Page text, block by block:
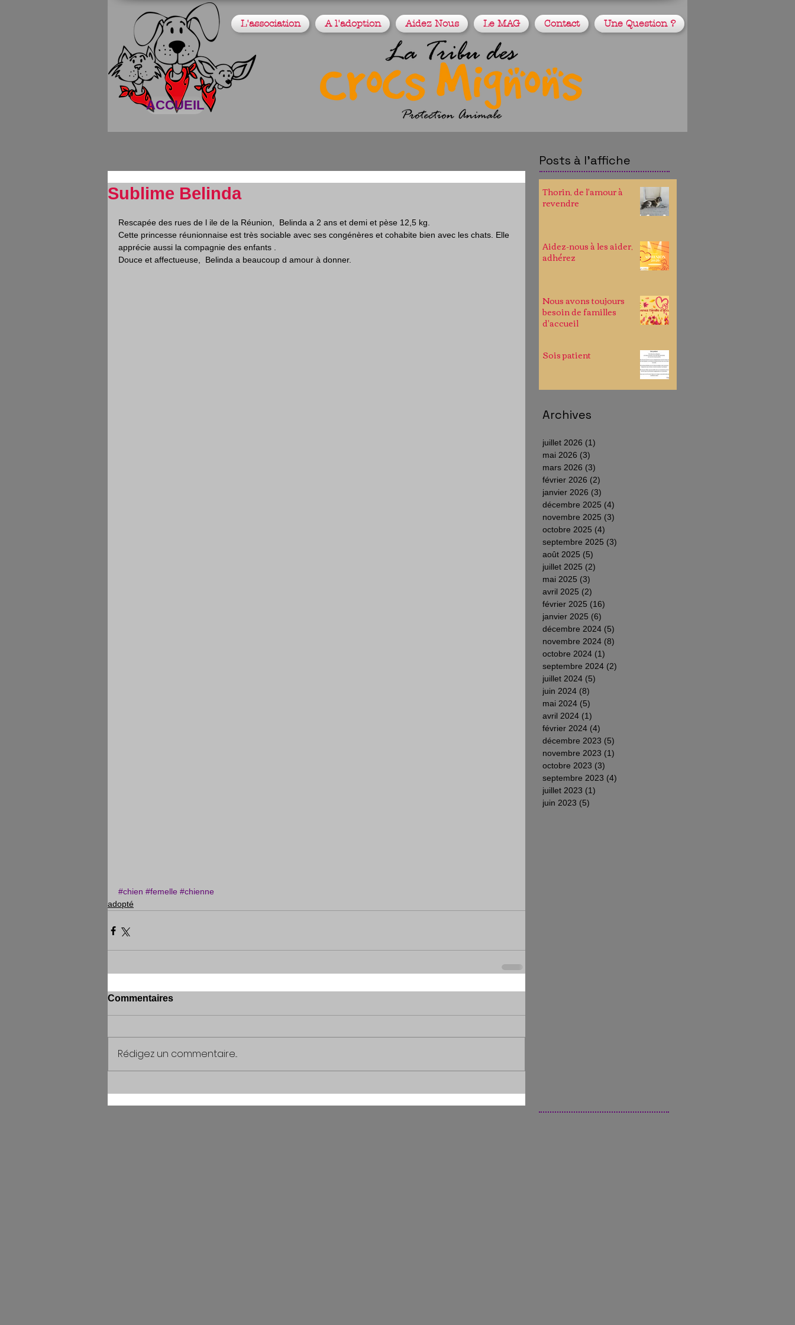
L'association A l'adoption Aidez Nous Le MAG Contact Une Question ?
ACCUEIL
Posts à l'affiche
Sublime Belinda
Rescapée des rues de l ile de la Réunion,  Belinda a 2 ans et demi et pèse 12,5 kg.
Cette princesse réunionnaise est très sociable avec ses congénères et cohabite bien avec les chats. Elle
apprécie aussi la compagnie des enfants .
Douce et affectueuse,  Belinda a beaucoup d amour à donner.
#chien #femelle #chienne
adopté
Commentaires
Rédigez un commentaire...
Thorin, de l'amour à
revendre
Aidez-nous à les aider,
adhérez
Nous avons toujours
besoin de familles
d'accueil
Sois patient
Archives
juillet 2026 (1)
mai 2026 (3)
mars 2026 (3)
février 2026 (2)
janvier 2026 (3)
décembre 2025 (4)
novembre 2025 (3)
octobre 2025 (4)
septembre 2025 (3)
août 2025 (5)
juillet 2025 (2)
mai 2025 (3)
avril 2025 (2)
février 2025 (16)
janvier 2025 (6)
décembre 2024 (5)
novembre 2024 (8)
octobre 2024 (1)
septembre 2024 (2)
juillet 2024 (5)
juin 2024 (8)
mai 2024 (5)
avril 2024 (1)
février 2024 (4)
décembre 2023 (5)
novembre 2023 (1)
octobre 2023 (3)
septembre 2023 (4)
juillet 2023 (1)
juin 2023 (5)